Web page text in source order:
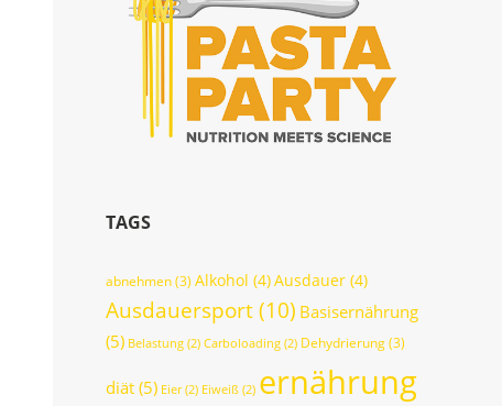
TAGS
abnehmen(3) Alkohol (4)Ausdauer (4)
Ausdauersport(10) Basisernährung
(5) Belastung (2) Carboloading (2) Dehydrierung(3)
diät (5) Eier(2) Eiweiß (2) ernährung